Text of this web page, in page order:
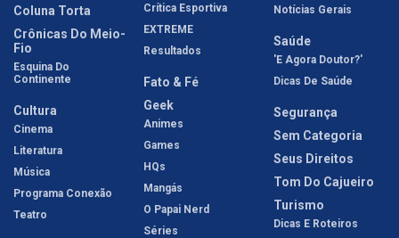
Coluna Torta
Crônicas Do Meio-
Fio
Esquina Do
Continente
Cultura
Cinema
Literatura
Música
Programa Conexão
Teatro
Crítica Esportiva
EXTREME
Resultados
Fato & Fé
Geek
Animes
Games
HQs
Mangás
O Papai Nerd
Séries
Notícias Gerais
Saúde
'E Agora Doutor?'
Dicas De Saúde
Segurança
Sem Categoria
Seus Direitos
Tom Do Cajueiro
Turismo
Dicas E Roteiros